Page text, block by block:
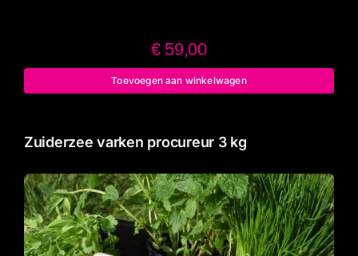
€59,00
Toevoegen aan winkelwagen
Zuiderzee varken procureur 3 kg